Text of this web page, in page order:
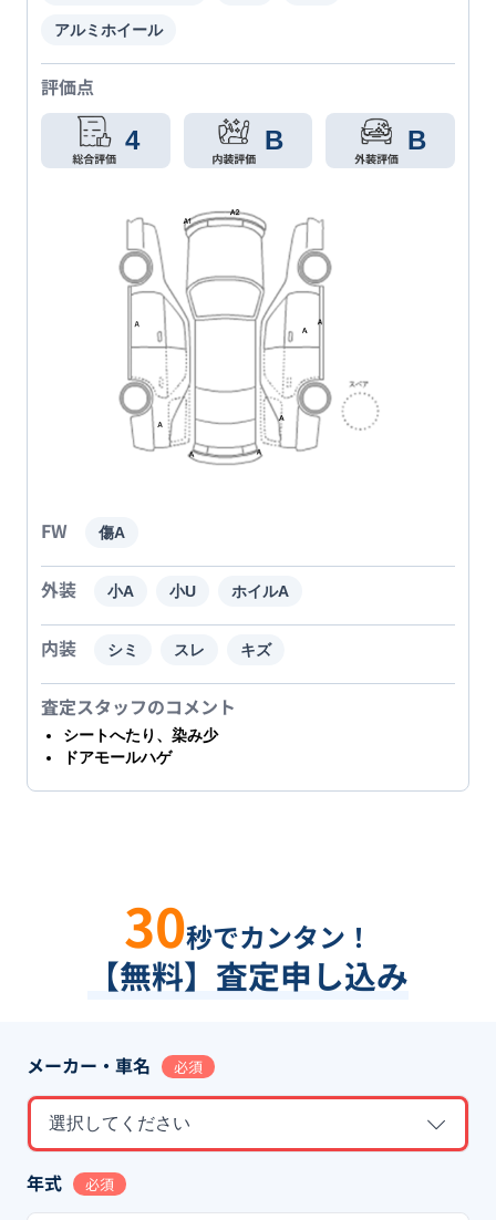
アルミホイール
評価点
4 B B
FW 傷A
外装 小A 小U ホイルA
内装 シミ スレ キズ
査定スタッフのコメント
シートへたり、染み少
ドアモールハゲ
30秒でカンタン！
【無料】査定申し込み
メーカー・車名 必須
選択してください
年式 必須